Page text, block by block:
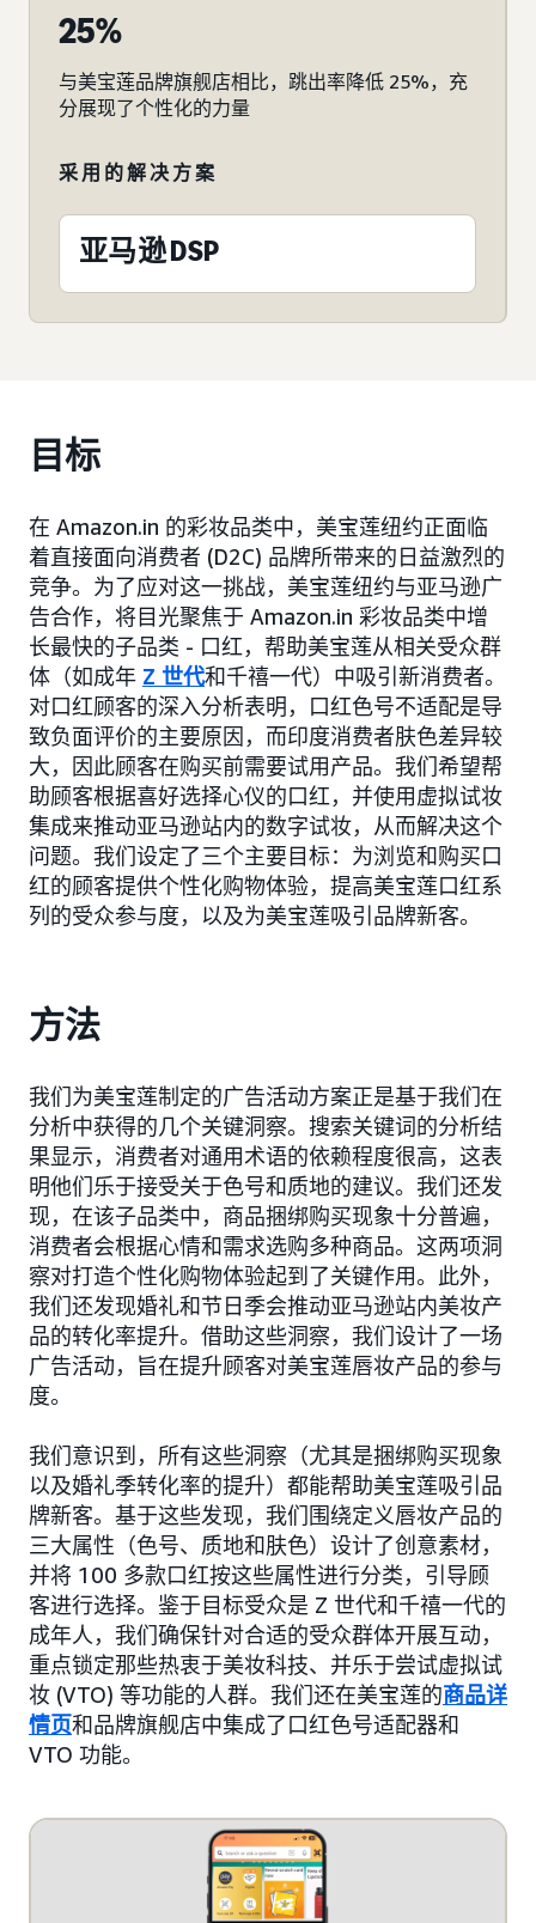
25%
与美宝莲品牌旗舰店相比，跳出率降低 25%，充
分展现了个性化的力量
采用的解决方案
亚马逊 DSP
目标
在 Amazon.in 的彩妆品类中，美宝莲纽约正面临
着直接面向消费者 (D2C) 品牌所带来的日益激烈的
竞争。为了应对这一挑战，美宝莲纽约与亚马逊广
告合作，将目光聚焦于 Amazon.in 彩妆品类中增
长最快的子品类 - 口红，帮助美宝莲从相关受众群
体（如成年 Z 世代和千禧一代）中吸引新消费者。
对口红顾客的深入分析表明，口红色号不适配是导
致负面评价的主要原因，而印度消费者肤色差异较
大，因此顾客在购买前需要试用产品。我们希望帮
助顾客根据喜好选择心仪的口红，并使用虚拟试妆
集成来推动亚马逊站内的数字试妆，从而解决这个
问题。我们设定了三个主要目标：为浏览和购买口
红的顾客提供个性化购物体验，提高美宝莲口红系
列的受众参与度，以及为美宝莲吸引品牌新客。
方法
我们为美宝莲制定的广告活动方案正是基于我们在
分析中获得的几个关键洞察。搜索关键词的分析结
果显示，消费者对通用术语的依赖程度很高，这表
明他们乐于接受关于色号和质地的建议。我们还发
现，在该子品类中，商品捆绑购买现象十分普遍，
消费者会根据心情和需求选购多种商品。这两项洞
察对打造个性化购物体验起到了关键作用。此外，
我们还发现婚礼和节日季会推动亚马逊站内美妆产
品的转化率提升。借助这些洞察，我们设计了一场
广告活动，旨在提升顾客对美宝莲唇妆产品的参与
度。
我们意识到，所有这些洞察（尤其是捆绑购买现象
以及婚礼季转化率的提升）都能帮助美宝莲吸引品
牌新客。基于这些发现，我们围绕定义唇妆产品的
三大属性（色号、质地和肤色）设计了创意素材，
并将 100 多款口红按这些属性进行分类，引导顾
客进行选择。鉴于目标受众是 Z 世代和千禧一代的
成年人，我们确保针对合适的受众群体开展互动，
重点锁定那些热衷于美妆科技、并乐于尝试虚拟试
妆 (VTO) 等功能的人群。我们还在美宝莲的商品详
情页和品牌旗舰店中集成了口红色号适配器和
VTO 功能。